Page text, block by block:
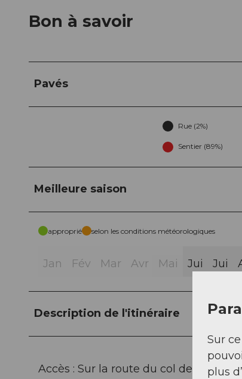
Bon à savoir
Pavés
Rue (2%)
Sentier (89%)
Meilleure saison
approprié selon les conditions météorologiques
Jan Fév Mar Avr Mai Jui Jui
Description de l'itinéraire
Accès : Sur la route du col de la
Sur
plus